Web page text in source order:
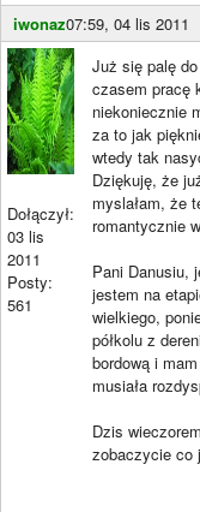
iwonaz07:59, 04 lis 2011
Dołączył:
03 lis
2011
Posty:
561
Już się palę
czasem pracę
niekoniecznie
za to jak
wtedy tak
Dziękuję, że
myslałam, że
romantycznie
Pani Danusiu,
jestem na
wielkiego,
półkolu z
bordową i
musiała
Dzis
zobaczycie co